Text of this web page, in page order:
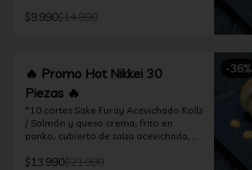
$9.990$14.990
-36%
🔥 Promo Hot Nikkei 30
Piezas 🔥
*10 cortes Sake Furay Acevichado Rolls
/ Salmón y queso crema, frito en
panko, cubierto de salsa acevichada,
$13.990$21.990